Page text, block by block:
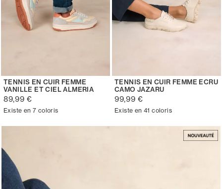
TENNIS EN CUIR FEMME
VANILLE ET CIEL ALMERIA
89,99 €
Existe en 7 coloris
TENNIS EN CUIR FEMME ECRU
CAMO JAZARU
99,99 €
Existe en 41 coloris